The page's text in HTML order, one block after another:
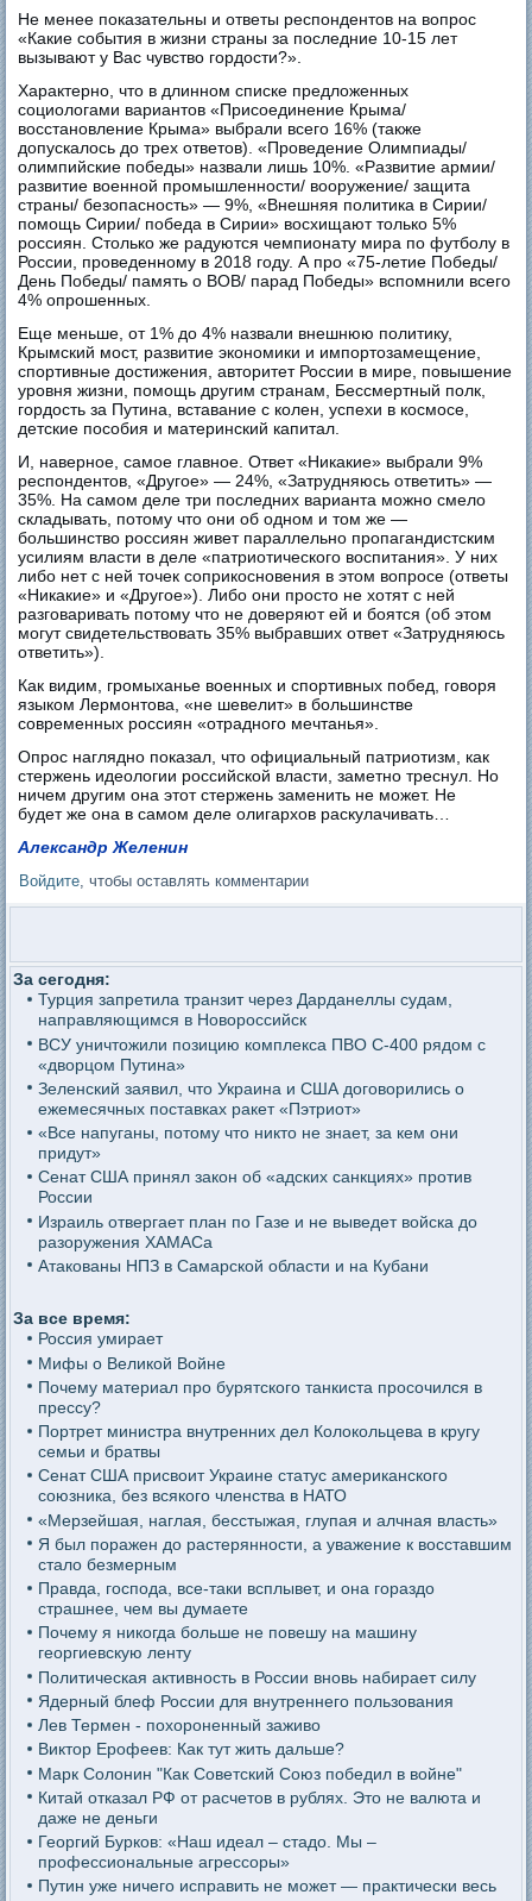
Не менее показательны и ответы респондентов на вопрос
«Какие события в жизни страны за последние 10-15 лет
вызывают у Вас чувство гордости?».
Характерно, что в длинном списке предложенных
социологами вариантов «Присоединение Крыма/
восстановление Крыма» выбрали всего 16% (также
допускалось до трех ответов). «Проведение Олимпиады/
олимпийские победы» назвали лишь 10%. «Развитие армии/
развитие военной промышленности/ вооружение/ защита
страны/ безопасность» — 9%, «Внешняя политика в Сирии/
помощь Сирии/ победа в Сирии» восхищают только 5%
россиян. Столько же радуются чемпионату мира по футболу в
России, проведенному в 2018 году. А про «75-летие Победы/
День Победы/ память о ВОВ/ парад Победы» вспомнили всего
4% опрошенных.
Еще меньше, от 1% до 4% назвали внешнюю политику,
Крымский мост, развитие экономики и импортозамещение,
спортивные достижения, авторитет России в мире, повышение
уровня жизни, помощь другим странам, Бессмертный полк,
гордость за Путина, вставание с колен, успехи в космосе,
детские пособия и материнский капитал.
И, наверное, самое главное. Ответ «Никакие» выбрали 9%
респондентов, «Другое» — 24%, «Затрудняюсь ответить» —
35%. На самом деле три последних варианта можно смело
складывать, потому что они об одном и том же —
большинство россиян живет параллельно пропагандистским
усилиям власти в деле «патриотического воспитания». У них
либо нет с ней точек соприкосновения в этом вопросе (ответы
«Никакие» и «Другое»). Либо они просто не хотят с ней
разговаривать потому что не доверяют ей и боятся (об этом
могут свидетельствовать 35% выбравших ответ «Затрудняюсь
ответить»).
Как видим, громыханье военных и спортивных побед, говоря
языком Лермонтова, «не шевелит» в большинстве
современных россиян «отрадного мечтанья».
Опрос наглядно показал, что официальный патриотизм, как
стержень идеологии российской власти, заметно треснул. Но
ничем другим она этот стержень заменить не может. Не
будет же она в самом деле олигархов раскулачивать…
Александр Желенин
Войдите, чтобы оставлять комментарии
За сегодня:
Турция запретила транзит через Дарданеллы судам,
направляющимся в Новороссийск
ВСУ уничтожили позицию комплекса ПВО С-400 рядом с
«дворцом Путина»
Зеленский заявил, что Украина и США договорились о
ежемесячных поставках ракет «Пэтриот»
«Все напуганы, потому что никто не знает, за кем они
придут»
Сенат США принял закон об «адских санкциях» против
России
Израиль отвергает план по Газе и не выведет войска до
разоружения ХАМАСа
Атакованы НПЗ в Самарской области и на Кубани
За все время:
Россия умирает
Мифы о Великой Войне
Почему материал про бурятского танкиста просочился в
прессу?
Портрет министра внутренних дел Колокольцева в кругу
семьи и братвы
Сенат США присвоит Украине статус американского
союзника, без всякого членства в НАТО
«Мерзейшая, наглая, бесстыжая, глупая и алчная власть»
Я был поражен до растерянности, а уважение к восставшим
стало безмерным
Правда, господа, все-таки всплывет, и она гораздо
страшнее, чем вы думаете
Почему я никогда больше не повешу на машину
георгиевскую ленту
Политическая активность в России вновь набирает силу
Ядерный блеф России для внутреннего пользования
Лев Термен - похороненный заживо
Виктор Ерофеев: Как тут жить дальше?
Марк Солонин "Как Советский Союз победил в войне"
Китай отказал РФ от расчетов в рублях. Это не валюта и
даже не деньги
Георгий Бурков: «Наш идеал – стадо. Мы –
профессиональные агрессоры»
Путин уже ничего исправить не может — практически весь